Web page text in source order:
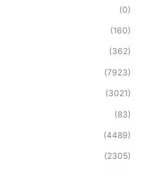
(0)
(160)
(362)
(7923)
(3021)
(83)
(4489)
(2305)